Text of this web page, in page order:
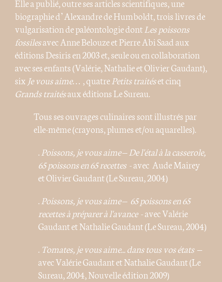
Elle a publié, outre ses articles scientifiques, une
biographie d’Alexandre de Humboldt, trois livres de
vulgarisation de paléontologie dontLes poissons
fossilesavec Anne Belouze et Pierre Abi Saad aux
éditions Desiris en 2003 et, seule ou en collaboration
avec ses enfants (Valérie, Nathalie et Olivier Gaudant),
six Je vous aime… , quatrePetits traitéset cinq
Grands traitésaux éditions Le Sureau.
Tous ses ouvrages culinaires sont illustrés par
elle-même (crayons, plumes et/ou aquarelles).
.Poissons, je vous aime – De l'étal à la casserole,
65 poissons en 65 recettes- avec Aude Mairey
et Olivier Gaudant (Le Sureau, 2004)
.Poissons, je vous aime – 65 poissons en 65
recettes à préparer à l'avance- avec Valérie
Gaudant et Nathalie Gaudant (Le Sureau, 2004)
. Tomates, je vous aime... dans tous vos états–
avec Valérie Gaudant et Nathalie Gaudant (Le
Sureau, 2004, Nouvelle édition 2009)